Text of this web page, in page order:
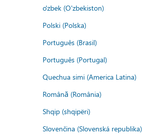
o'zbek (O'zbekiston)
Polski (Polska)
Português (Brasil)
Português (Portugal)
Quechua simi (America Latina)
Română (România)
Shqip (shqipëri)
Slovenčina (Slovenská republika)